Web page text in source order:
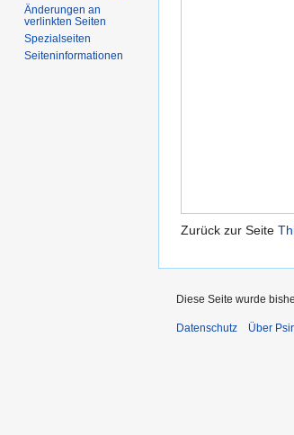
Zurück zur Seite
Änderungen an
verlinkten Seiten
Spezialseiten
Seiten­informationen
Diese Seite wurde
Datenschutz Über